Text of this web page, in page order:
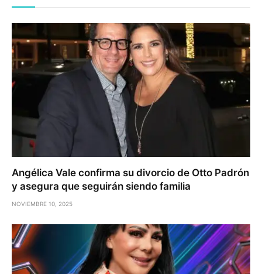
Angélica Vale confirma su divorcio de Otto Padrón
y asegura que seguirán siendo familia
NOVIEMBRE 10, 2025